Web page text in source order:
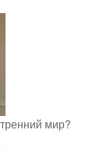
мир?